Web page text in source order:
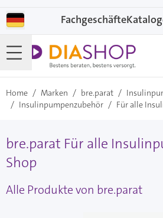
Fachgeschäfte
Home / Marken / bre.parat /
/ Insulinpumpenzubehör / Für alle
bre.parat Für alle
Shop
Alle Produkte von bre.parat